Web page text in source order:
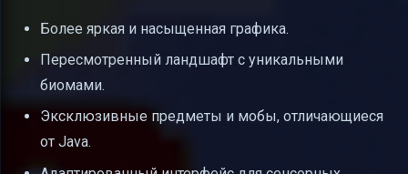
Более яркая и насыщенная графика.
Пересмотренный ландшафт с уникальными
биомами.
Эксклюзивные предметы и мобы, отличающиеся
от Java.